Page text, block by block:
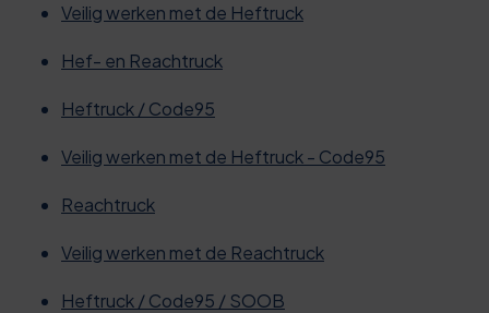
Veilig werken met de Heftruck
Hef- en Reachtruck
Heftruck / Code95
Veilig werken met de Heftruck - Code95
Reachtruck
Veilig werken met de Reachtruck
Heftruck / Code95 / SOOB